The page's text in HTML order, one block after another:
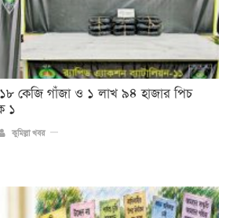
কেজি গাঁজা ও ১ লাখ ৯৪ হাজার পিচ
১
কুমিল্লা খবর